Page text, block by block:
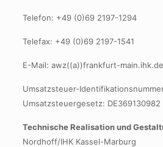
Telefon: +49 (0)69 2197-1294
Telefax: +49 (0)69 2197-1541
E-Mail: awz((a))frankfurt-main.ihk.de
Umsatzsteuer-
Umsatzsteuergesetz: DE369130982
Technische Realisation und
Nordhoff/IHK Kassel-Marburg